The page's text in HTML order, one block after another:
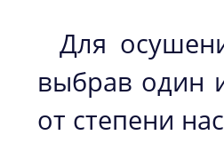
Для
выбрав один
от степени